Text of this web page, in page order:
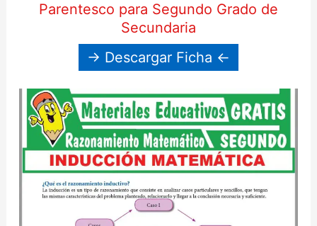
Parentesco para Segundo Grado de
Secundaria
→ Descargar Ficha ←